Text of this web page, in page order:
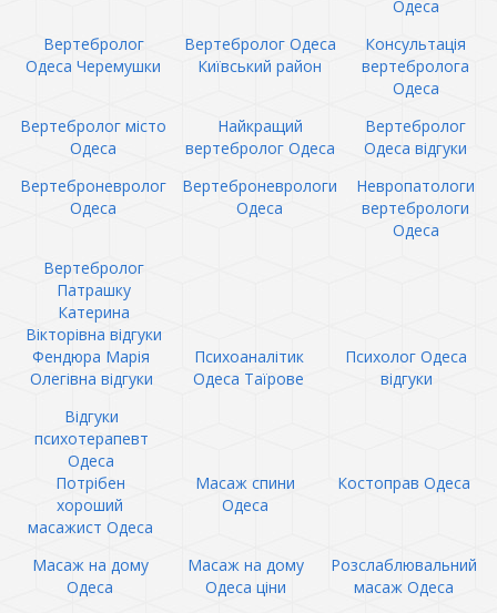
Одеса
Вертебролог
Одеса Черемушки
Вертебролог Одеса
Київський район
Консультація
вертебролога
Одеса
Вертебролог місто
Одеса
Найкращий
вертебролог Одеса
Вертебролог
Одеса відгуки
Вертеброневролог
Одеса
Вертеброневрологи
Одеса
Невропатологи
вертебрологи
Одеса
Вертебролог
Патрашку
Катерина
Вікторівна відгуки
Фендюра Марія
Олегівна відгуки
Психоаналітик
Одеса Таїрове
Психолог Одеса
відгуки
Відгуки
психотерапевт
Одеса
Потрібен
хороший
масажист Одеса
Масаж спини
Одеса
Костоправ Одеса
Масаж на дому
Одеса
Масаж на дому
Одеса ціни
Розслаблювальний
масаж Одеса